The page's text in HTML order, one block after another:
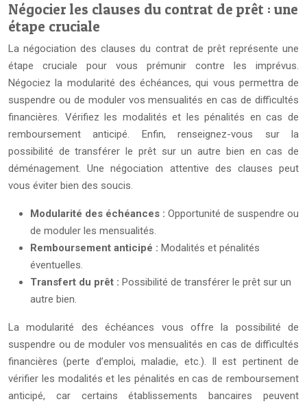
Négocier les clauses du contrat de prêt : une
étape cruciale
La négociation des clauses du contrat de prêt représente une
étape cruciale pour vous prémunir contre les imprévus.
Négociez la modularité des échéances, qui vous permettra de
suspendre ou de moduler vos mensualités en cas de difficultés
financières. Vérifiez les modalités et les pénalités en cas de
remboursement anticipé. Enfin, renseignez-vous sur la
possibilité de transférer le prêt sur un autre bien en cas de
déménagement. Une négociation attentive des clauses peut
vous éviter bien des soucis.
Modularité des échéances : Opportunité de suspendre ou
de moduler les mensualités.
Remboursement anticipé : Modalités et pénalités
éventuelles.
Transfert du prêt : Possibilité de transférer le prêt sur un
autre bien.
La modularité des échéances vous offre la possibilité de
suspendre ou de moduler vos mensualités en cas de difficultés
financières (perte d’emploi, maladie, etc.). Il est pertinent de
vérifier les modalités et les pénalités en cas de remboursement
anticipé, car certains établissements bancaires peuvent